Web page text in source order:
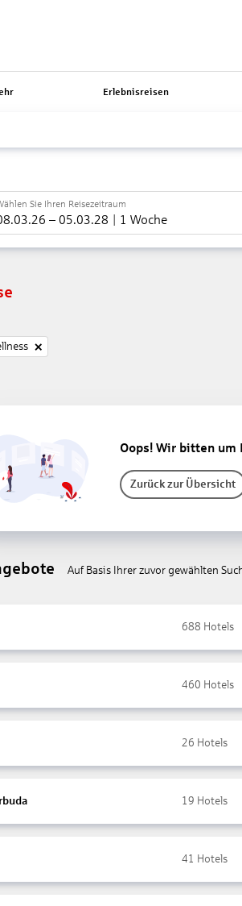
Erlebnisreisen
Sie Ihren Reisezeitraum
– 05.03.28 1 Woche
Oops! Wir bitten
Zurück zur Übersicht
Auf Basis Ihrer zuvor gewählten
688 Hotels
460 Hotels
26 Hotels
19 Hotels
41 Hotels